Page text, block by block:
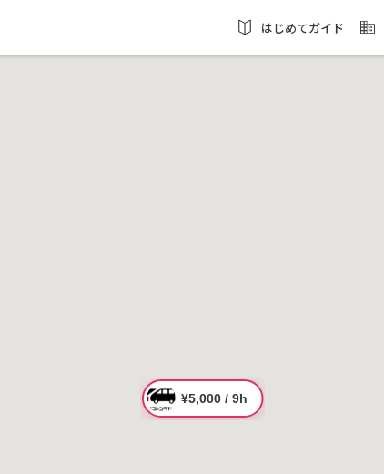
はじめてガイド